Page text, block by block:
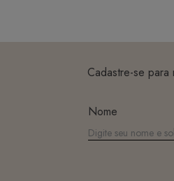
Cadastre-se
Nome